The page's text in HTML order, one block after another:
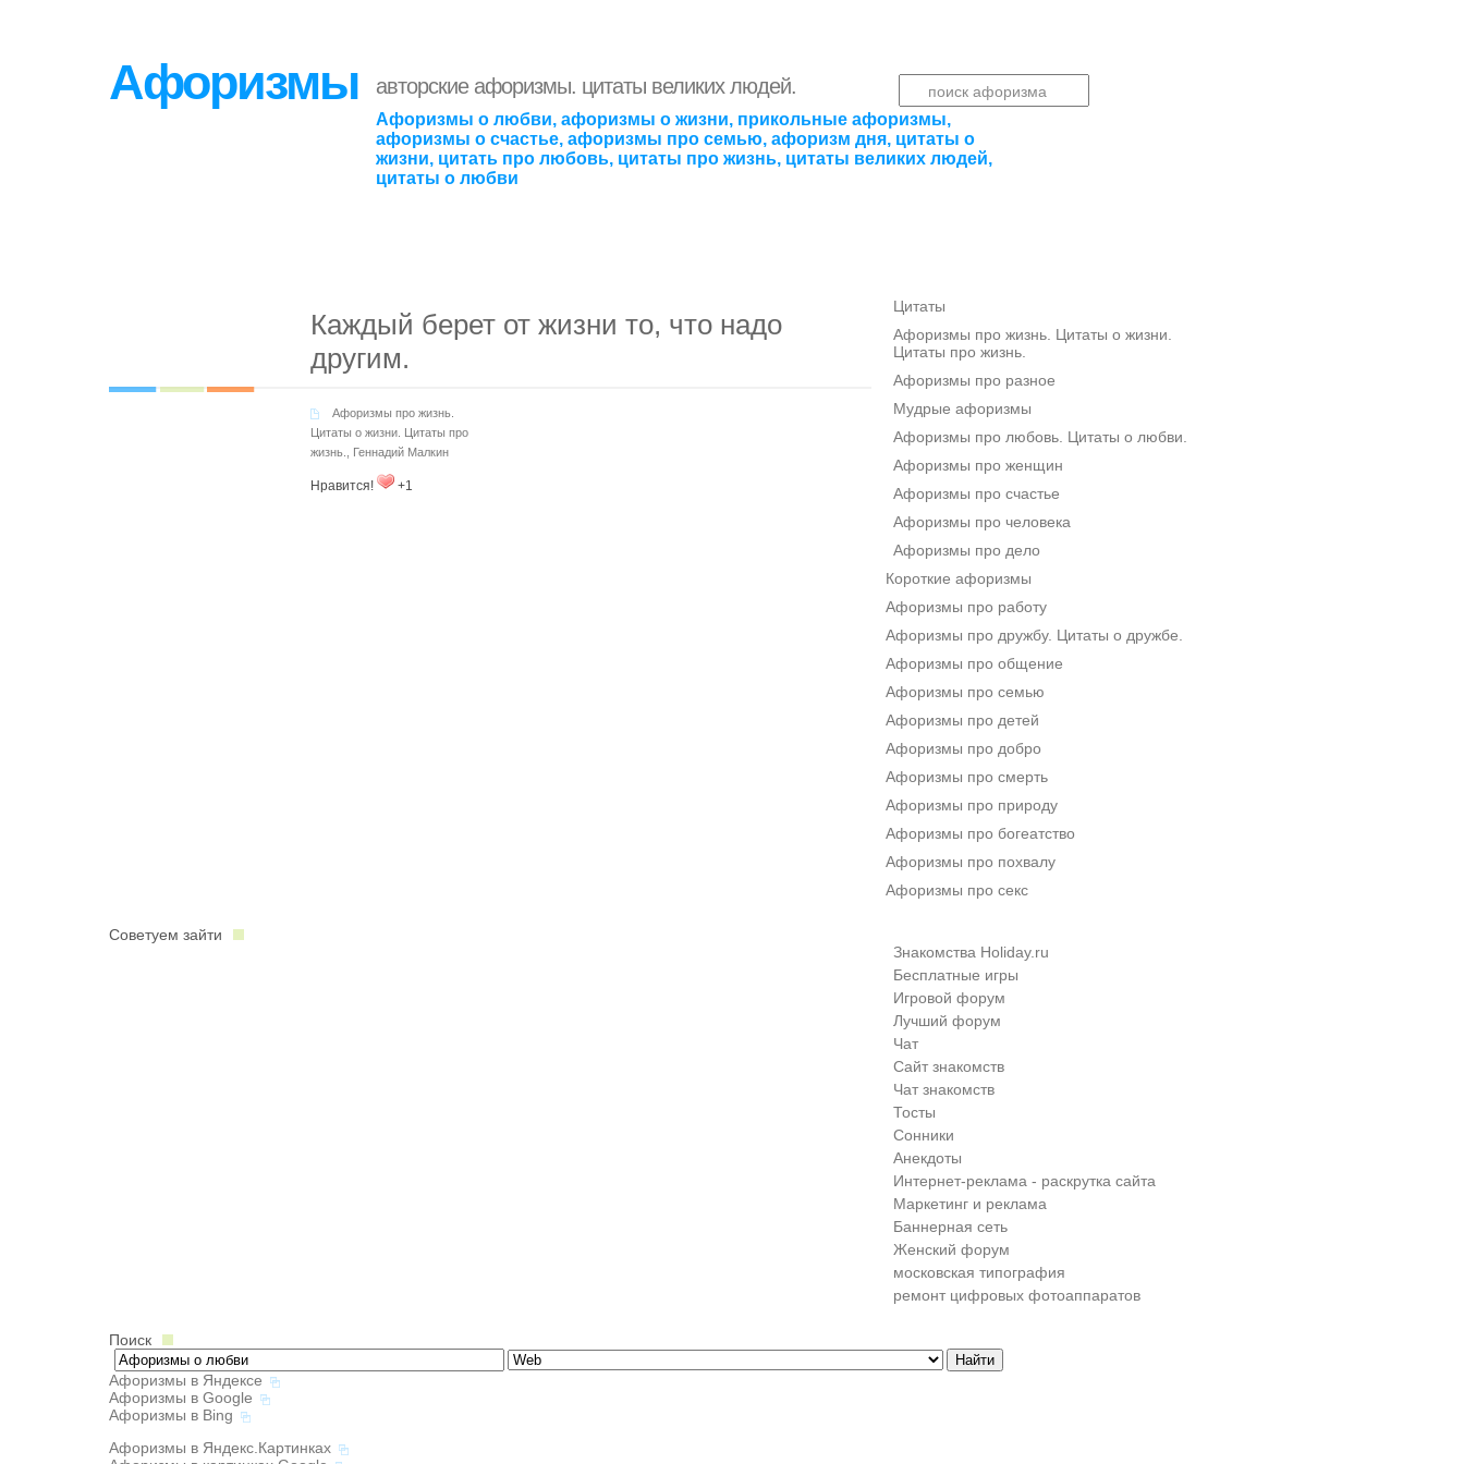
Афоризмы авторские афоризмы. цитаты великих людей.
Афоризмы о любви, афоризмы о жизни, прикольные афоризмы,
афоризмы о счастье, афоризмы про семью, афоризм дня, цитаты о
жизни, цитать про любовь, цитаты про жизнь, цитаты великих людей,
цитаты о любви
Каждый берет от жизни то, что надо
другим.
Афоризмы про жизнь.
Цитаты о жизни. Цитаты про
жизнь.
Геннадий Малкин
Нравится! +1
Цитаты
Афоризмы про жизнь. Цитаты о жизни.
Цитаты про жизнь.
Афоризмы про разное
Мудрые афоризмы
Афоризмы про любовь. Цитаты о любви.
Афоризмы про женщин
Афоризмы про счастье
Афоризмы про человека
Афоризмы про дело
Короткие афоризмы
Афоризмы про работу
Афоризмы про дружбу. Цитаты о дружбе.
Афоризмы про общение
Афоризмы про семью
Афоризмы про детей
Афоризмы про добро
Афоризмы про смерть
Афоризмы про природу
Афоризмы про богеатство
Афоризмы про похвалу
Афоризмы про секс
Советуем зайти
Знакомства Holiday.ru
Бесплатные игры
Игровой форум
Лучший форум
Чат
Сайт знакомств
Чат знакомств
Тосты
Сонники
Анекдоты
Интернет-реклама - раскрутка сайта
Маркетинг и реклама
Баннерная сеть
Женский форум
московская типография
ремонт цифровых фотоаппаратов
Поиск
Афоризмы в Яндексе
Афоризмы в Google
Афоризмы в Bing
Афоризмы в Яндекс.Картинках